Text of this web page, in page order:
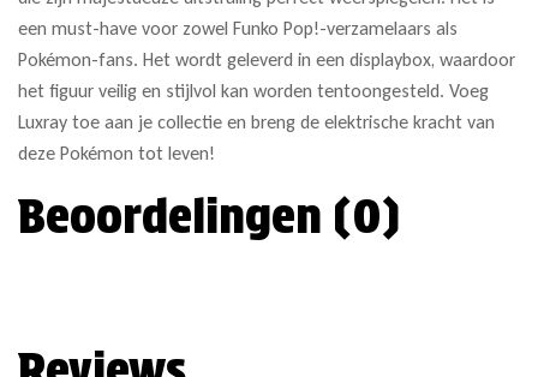
een must-have voor zowel Funko Pop!-verzamelaars als
Pokémon-fans. Het wordt geleverd in een displaybox, waardoor
het figuur veilig en stijlvol kan worden tentoongesteld. Voeg
Luxray toe aan je collectie en breng de elektrische kracht van
deze Pokémon tot leven!
Beoordelingen (0)